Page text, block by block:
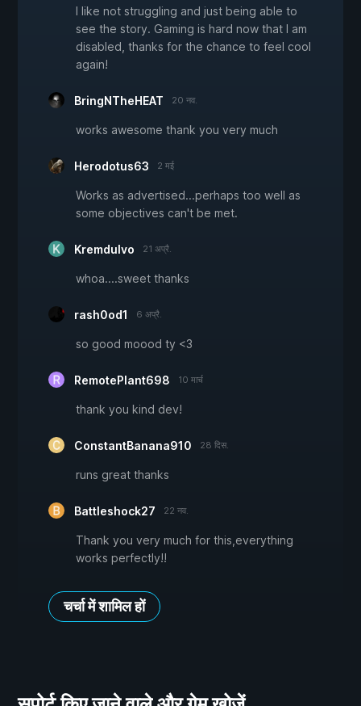
I like not struggling and just being able to
see the story. Gaming is hard now that I am
disabled, thanks for the chance to feel cool
again!
BringNTheHEAT 20 नव.
works awesome thank you very much
Herodotus63 2 मई
Works as advertised...perhaps too well as
some objectives can't be met.
Kremdulvo 21 अप्रै.
whoa....sweet thanks
rash0od1 6 अप्रै.
so good moood ty <3
RemotePlant698 10 मार्च
thank you kind dev!
ConstantBanana910 28 दिस.
runs great thanks
Battleshock27 22 नव.
Thank you very much for this,everything
works perfectly!!
चर्चा में शामिल हों